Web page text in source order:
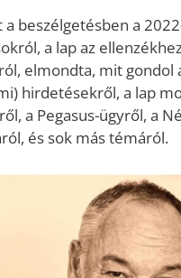
a beszélgetésben a
a lap az
elmondta, mit gondol
hirdetésekről, a lap
a Pegasus-ügyről, a
és sok más témáról.